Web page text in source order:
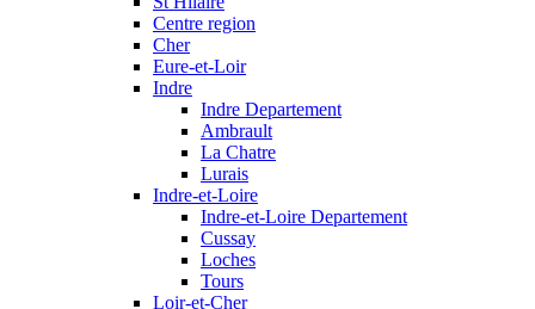
Centre region
Cher
Eure-et-Loir
Indre
Indre Departement
Ambrault
La Chatre
Lurais
Indre-et-Loire
Indre-et-Loire Departement
Cussay
Loches
Tours
Loir-et-Cher